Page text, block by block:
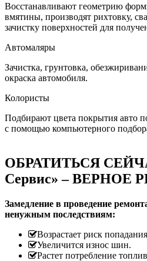
Восстанавливают геометрию
вмятины, производят рихтовку,
зачистку поверхностей для
Автомаляры
Зачистка, грунтовка,
окраска автомобиля.
Колористы
Подбирают цвета покрытия авто
с помощью компьютерного
ОБРАТИТЬСЯ
Сервис» – ВЕРНОЕ
Замедление в проведение
ненужным последствиям:
Возрастает риск
Увеличится износ шин.
Растет потребление